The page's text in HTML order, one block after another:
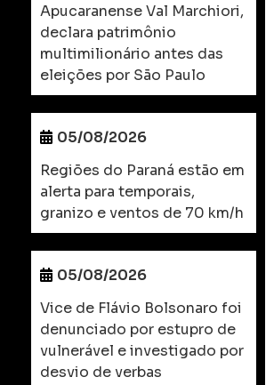
Apucaranense Val Marchiori,
declara patrimônio
multimilionário antes das
eleições por São Paulo
05/08/2026
Regiões do Paraná estão em
alerta para temporais,
granizo e ventos de 70 km/h
05/08/2026
Vice de Flávio Bolsonaro foi
denunciado por estupro de
vulnerável e investigado por
desvio de verbas